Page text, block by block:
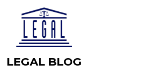
LEGAL BLOG